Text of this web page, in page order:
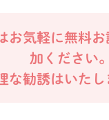
お気軽に無料
加ください。
な勧誘はいたし